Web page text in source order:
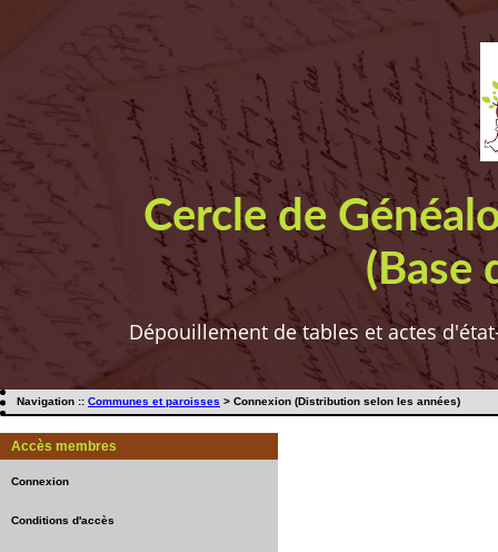
Cercle de
(Base
Dépouillement de tables et actes
Navigation :: Communes et paroisses > Connexion (Distribution selon les années)
Accès membres
Connexion
Conditions d'accès